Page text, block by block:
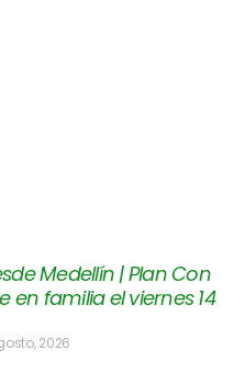
Medellín | Plan Con
en familia el viernes 14
2026